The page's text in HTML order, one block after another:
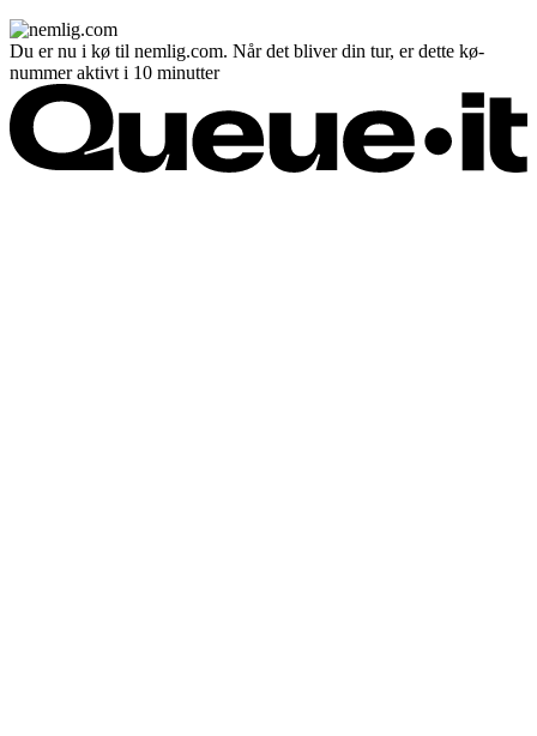
Du er nu i kø til nemlig.com. Når det bliver din tur, er dette kø-
nummer aktivt i 10 minutter